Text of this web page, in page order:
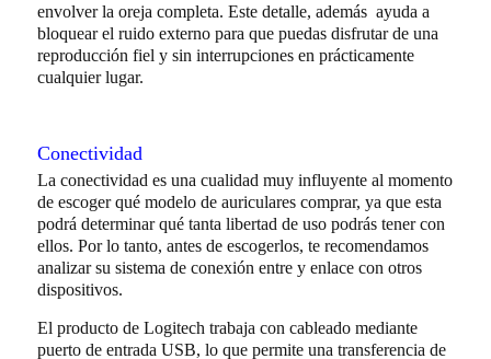
envolver la oreja completa. Este detalle, además ayuda a
bloquear el ruido externo para que puedas disfrutar de una
reproducción fiel y sin interrupciones en prácticamente
cualquier lugar.
Conectividad
La conectividad es una cualidad muy influyente al momento
de escoger qué modelo de auriculares comprar, ya que esta
podrá determinar qué tanta libertad de uso podrás tener con
ellos. Por lo tanto, antes de escogerlos, te recomendamos
analizar su sistema de conexión entre y enlace con otros
dispositivos.
El producto de Logitech trabaja con cableado mediante
puerto de entrada USB, lo que permite una transferencia de